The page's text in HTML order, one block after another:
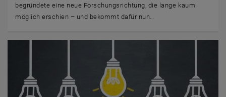
begründete eine neue Forschungsrichtung, die lange kaum
möglich erschien – und bekommt dafür nun…